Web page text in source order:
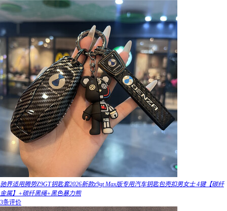
驰界适用腾势Z9GT钥匙套2026新款z9gt Max版专用汽车钥匙包壳扣男女士 4键【碳纤
金属】+碳纤黑绳+黑色暴力熊
3条评价